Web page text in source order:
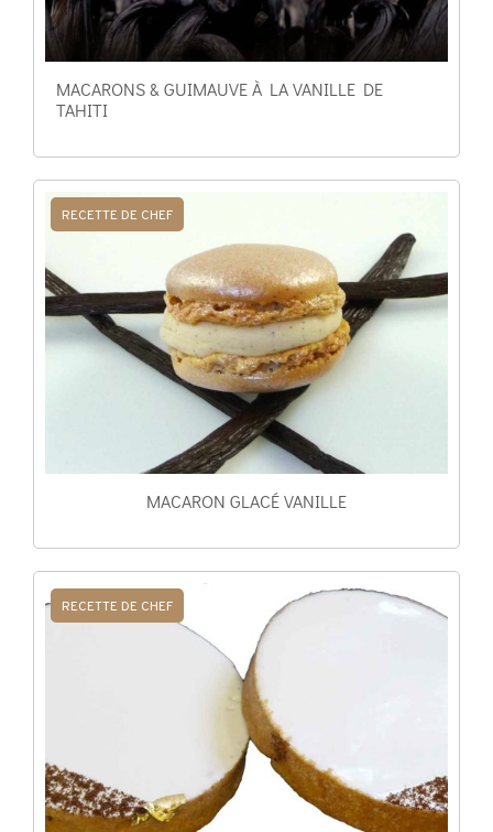
MACARONS & GUIMAUVE À LA VANILLE DE
TAHITI
MACARON GLACÉ VANILLE
RECETTE DE CHEF
RECETTE DE CHEF